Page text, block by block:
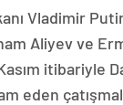
Vladimir
Aliyev ve
itibariyle
eden